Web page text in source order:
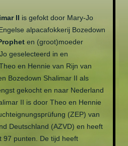
II is gefokt door Mary-Jo
alpacafokkerij Bozedown
en (groot)moeder
geselecteerd in en
en Hennie van Rijn van
Bozedown Shalimar II als
gekocht en naar Nederland
II is door Theo en Hennie
(ZEP) van
Deutschland (AZVD) en heeft
97 punten. De tijd heeft